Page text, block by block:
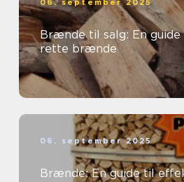
06. september 2025
Brænde til salg: En
rette brænde
06. september 2025
Brænde: En guide til